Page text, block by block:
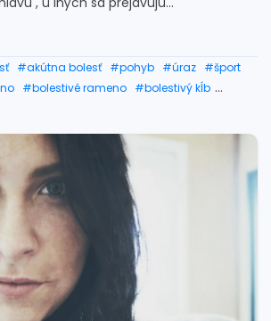
#akútna bolesť #pohyb #úraz #šport
#bolestivé rameno #bolestivý kĺb